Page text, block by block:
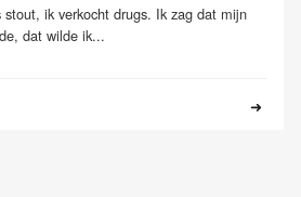
stout, ik verkocht drugs. Ik zag dat mijn
dat wilde ik...